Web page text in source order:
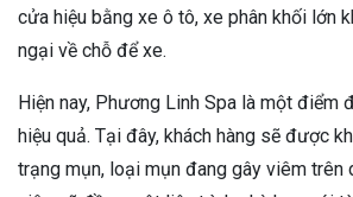
cửa hiệu bằng xe ô tô, xe phân khối lớn
ngại về chỗ để xe.
Hiện nay, Phương Linh Spa là một điểm
hiệu quả. Tại đây, khách hàng sẽ được
trạng mụn, loại mụn đang gây viêm trên